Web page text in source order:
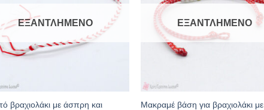
ΕΞΑΝΤΛΗΜΈΝΟ
βραχιολάκι με άσπρη και
ΕΞΑΝΤΛΗΜΈΝΟ
Μακραμέ βάση για βραχιολάκι με